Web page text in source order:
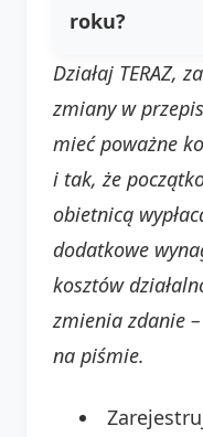
roku?
Działaj TERAZ,
zmiany w
mieć poważne
i tak, że
obietnicą
dodatkowe
kosztów
zmienia zdanie
na piśmie.